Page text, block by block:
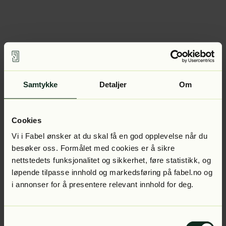
Samtykke Detaljer Om
Cookies
Vi i Fabel ønsker at du skal få en god opplevelse når du
besøker oss. Formålet med cookies er å sikre
nettstedets funksjonalitet og sikkerhet, føre statistikk, og
løpende tilpasse innhold og markedsføring på fabel.no og
i annonser for å presentere relevant innhold for deg.